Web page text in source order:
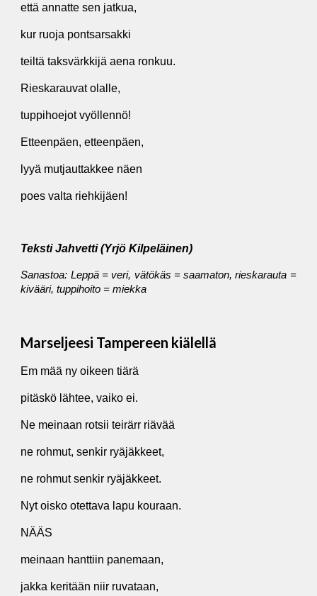
että annatte sen jatkua,
kur ruoja pontsarsakki
teiltä taksvärkkijä aena ronkuu.
Rieskarauvat olalle,
tuppihoejot vyöllennö!
Etteenpäen, etteenpäen,
lyyä mutjauttakkee näen
poes valta riehkijäen!
Teksti Jahvetti (Yrjö Kilpeläinen)
Sanastoa: Leppä = veri, vätökäs = saamaton, rieskarauta =
kivääri, tuppihoito = miekka
Marseljeesi Tampereen kiälellä
Em mää ny oikeen tiärä
pitäskö lähtee, vaiko ei.
Ne meinaan rotsii teirärr riävää
ne rohmut, senkir ryäjäkkeet,
ne rohmut senkir ryäjäkkeet.
Nyt oisko otettava lapu kouraan.
NÄÄS
meinaan hanttiin panemaan,
jakka keritään niir ruvataan,